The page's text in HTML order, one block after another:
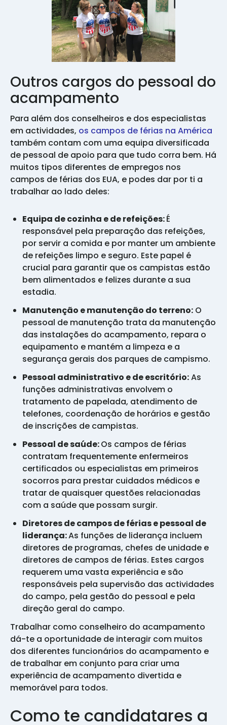
Outros cargos do pessoal do
acampamento
Para além dos conselheiros e dos especialistas
em actividades, os campos de férias na América
também contam com uma equipa diversificada
de pessoal de apoio para que tudo corra bem. Há
muitos tipos diferentes de empregos nos
campos de férias dos EUA, e podes dar por ti a
trabalhar ao lado deles:
Equipa de cozinha e de refeições:É
responsável pela preparação das refeições,
por servir a comida e por manter um ambiente
de refeições limpo e seguro. Este papel é
crucial para garantir que os campistas estão
bem alimentados e felizes durante a sua
estadia.
Manutenção e manutenção do terreno: O
pessoal de manutenção trata da manutenção
das instalações do acampamento, repara o
equipamento e mantém a limpeza e a
segurança gerais dos parques de campismo.
Pessoal administrativo e de escritório:As
funções administrativas envolvem o
tratamento de papelada, atendimento de
telefones, coordenação de horários e gestão
de inscrições de campistas.
Pessoal de saúde:Os campos de férias
contratam frequentemente enfermeiros
certificados ou especialistas em primeiros
socorros para prestar cuidados médicos e
tratar de quaisquer questões relacionadas
com a saúde que possam surgir.
Diretores de campos de férias e pessoal de
liderança:As funções de liderança incluem
diretores de programas, chefes de unidade e
diretores de campos de férias. Estes cargos
requerem uma vasta experiência e são
responsáveis pela supervisão das actividades
do campo, pela gestão do pessoal e pela
direção geral do campo.
Trabalhar como conselheiro do acampamento
dá-te a oportunidade de interagir com muitos
dos diferentes funcionários do acampamento e
de trabalhar em conjunto para criar uma
experiência de acampamento divertida e
memorável para todos.
Como te candidatares a